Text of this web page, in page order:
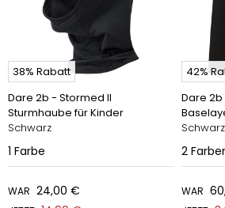
38% Rabatt
Dare 2b - Stormed II
Sturmhaube für Kinder
Schwarz
1 Farbe
WAR 24,00 €
42%
Dare 2b
Schwarz
2
WAR